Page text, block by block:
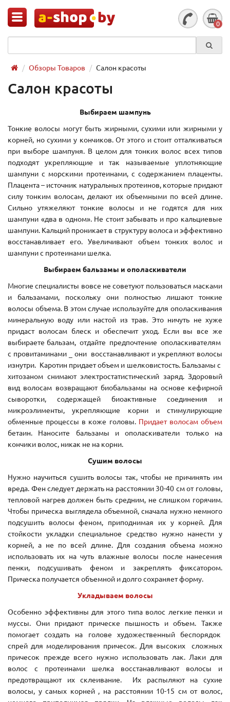
0
Обзоры Товаров Салон красоты
Салон красоты
Выбираем шампунь
Тонкие волосы могут быть жирными, сухими или жирными у
корней, но сухими у кончиков. От этого и стоит отталкиваться
при выборе шампуня. В целом для тонких волос всех типов
подходят укрепляющие и так называемые уплотняющие
шампуни с морскими протеинами, с содержанием плаценты.
Плацента – источник натуральных протеинов, которые придают
силу тонким волосам, делают их объемными по всей длине.
Сильно утяжеляют тонкие волосы и не годятся для них
шампуни «два в одном». Не стоит забывать и про кальциевые
шампуни. Кальций проникает в структуру волоса и эффективно
восстанавливает его. Увеличивают объем тонких волос и
шампуни с протеинами шелка.
Выбираем бальзамы и ополаскиватели
Многие специалисты вовсе не советуют пользоваться масками
и бальзамами, поскольку они полностью лишают тонкие
волосы объема. В этом случае используйте для ополаскивания
минеральную воду или настой из трав. Это ничуть не хуже
придаст волосам блеск и обеспечит уход. Если вы все же
выбираете бальзам, отдайте предпочтение ополаскивателям
с провитаминами _ они восстанавливают и укрепляют волосы
изнутри. Каротин придает объем и шелковистость. Бальзамы с
хитозаном снимают электростатистический заряд. Здоровый
вид волосам возвращают биобальзамы на основе кефирной
сыворотки, содержащей биоактивные соединения и
микроэлименты, укрепляющие корни и стимулирующие
обменные процессы в коже головы. Придает волосам объем
бетаин. Наносите бальзамы и ополаскиватели только на
кончики волос, никак не на корни.
Сушим волосы
Нужно научиться сушить волосы так, чтобы не причинять им
вреда. Фен следует держать на расстоянии 30-40 см от головы,
тепловой нагрев должен быть средним, не слишком горячим.
Чтобы прическа выглядела объемной, сначала нужно немного
подсушить волосы феном, приподнимая их у корней. Для
стойкости укладки специальное средство нужно нанести у
корней, а не по всей длине. Для создания объема можно
использовать их на чуть влажные волосы после нанесения
пенки, подсушивать феном и закреплять фиксатором.
Прическа получается объемной и долго сохраняет форму.
Укладываем волосы
Особенно эффективны для этого типа волос легкие пенки и
муссы. Они придают прическе пышность и объем. Также
помогает создать на голове художественный беспорядок
спрей для моделирования причесок. Для высоких сложных
причесок прежде всего нужно использовать лак. Лаки для
волос с протеинами шелка восстанавливают волосы и
предотвращают их склеивание. Их распыляют на сухие
волосы, у самых корней , на расстоянии 10-15 см от волос,